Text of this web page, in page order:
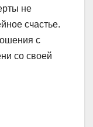
не
счастье.
с
со своей